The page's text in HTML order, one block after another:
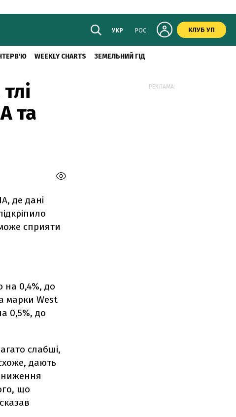
УКР РОС КЛУБ УП
WEEKLY CHARTS ЗЕМЕЛЬНИЙ ГІД
та
де дані
сприяти
на 0,4%, до
марки West
0,5%, до
слабші,
дають
що
РЕКЛАМА: